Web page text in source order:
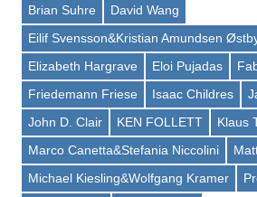
Brian Suhre
David Wang
Eilif Svensson&Kristian Amundsen
Elizabeth Hargrave
Eloi Pujadas
Friedemann Friese
Isaac Childres
John D. Clair
KEN FOLLETT
Klaus
Marco Canetta&Stefania Niccolini
Michael Kiesling&Wolfgang Kramer